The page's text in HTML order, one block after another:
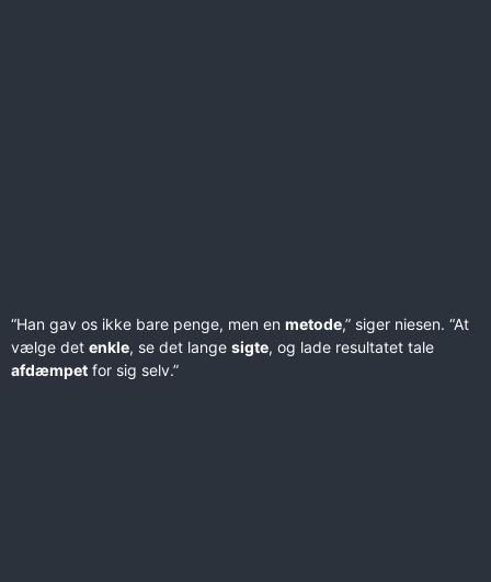
“Han gav os ikke bare penge, men en metode,” siger niesen. “At
vælge det enkle, se det lange sigte, og lade resultatet tale
afdæmpet for sig selv.”